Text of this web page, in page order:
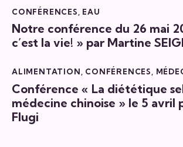
CONFÉRENCES EAU
Notre conférence du 26 mai
c’est la vie! » par Martine
ALIMENTATION CONFÉRENCES
Conférence « La diététique
médecine chinoise » le 5 avril
Flugi